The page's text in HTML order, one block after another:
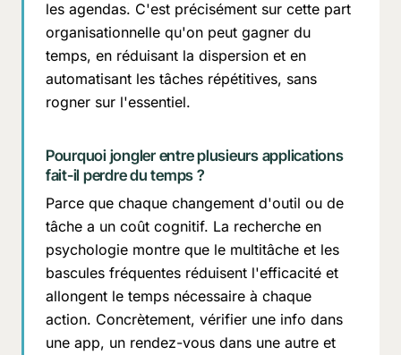
les agendas. C'est précisément sur cette part
organisationnelle qu'on peut gagner du
temps, en réduisant la dispersion et en
automatisant les tâches répétitives, sans
rogner sur l'essentiel.
Pourquoi jongler entre plusieurs applications
fait-il perdre du temps ?
Parce que chaque changement d'outil ou de
tâche a un coût cognitif. La recherche en
psychologie montre que le multitâche et les
bascules fréquentes réduisent l'efficacité et
allongent le temps nécessaire à chaque
action. Concrètement, vérifier une info dans
une app, un rendez-vous dans une autre et